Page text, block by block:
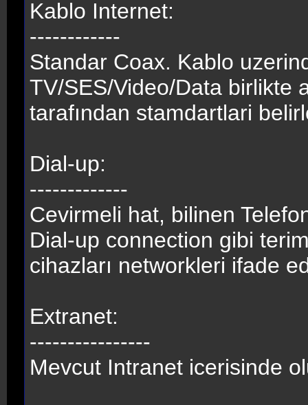
Kablo Internet:
------------
Standar Coax. Kablo
TV/SES/Video/Data birlikte
tarafından stamdartlari
Dial-up:
-------------
Cevirmeli hat, bilinen
Dial-up connection gibi
cihazları networkleri ifade
Extranet:
----------------
Mevcut Intranet icerisinde